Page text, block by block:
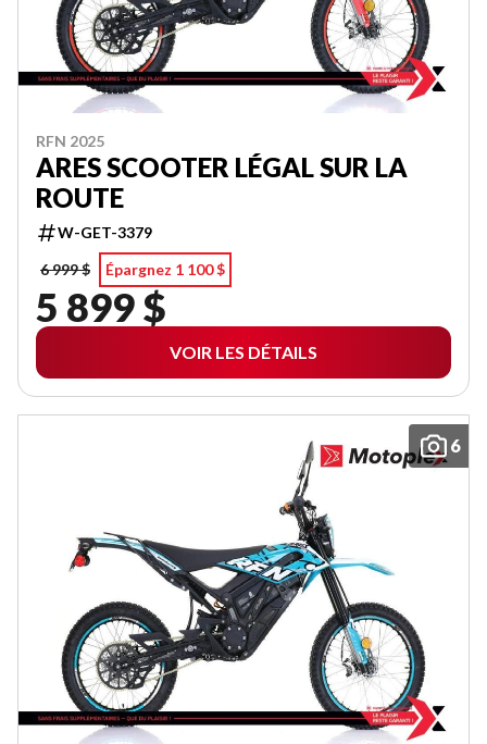
RFN 2025
ARES SCOOTER LÉGAL SUR LA
ROUTE
W-GET-3379
6 999 $
Épargnez 1 100 $
5 899 $
VOIR LES DÉTAILS
6